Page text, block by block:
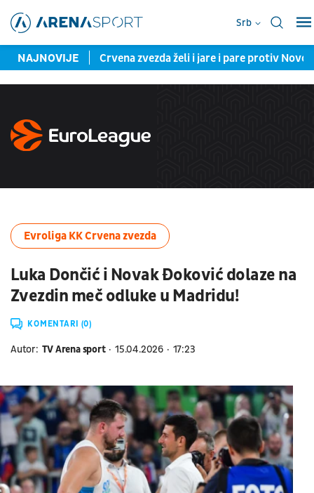
Srb
NAJNOVIJE
za Sent Truden Crvena zvezda želi i jare i pare protiv
Evroliga KK Crvena zvezda
Luka Dončić i Novak Đoković dolaze na
Zvezdin meč odluke u Madridu!
KOMENTARI (0)
Autor: TV Arena sport 15.04.2026 17:23